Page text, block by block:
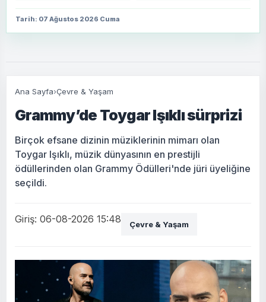
Tarih: 07 Ağustos 2026 Cuma
Ana Sayfa›Çevre & Yaşam
Grammy’de Toygar Işıklı sürprizi
Birçok efsane dizinin müziklerinin mimarı olan
Toygar Işıklı, müzik dünyasının en prestijli
ödüllerinden olan Grammy Ödülleri'nde jüri üyeliğine
seçildi.
Giriş: 06-08-2026 15:48 Çevre & Yaşam